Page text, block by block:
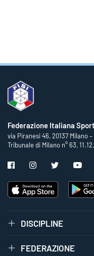
Federazione Italiana
via Piranesi 46, 20137 Milano
Tribunale di Milano n° 63,
DISCIPLINE
FEDERAZIONE